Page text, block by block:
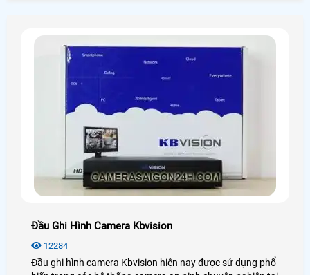
Đầu Ghi Hình Camera Kbvision
12284
Đầu ghi hình camera Kbvision hiện nay được sử dụng phổ